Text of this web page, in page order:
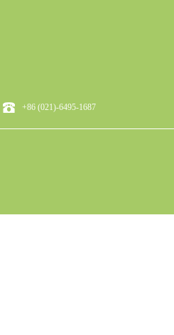
+86 (021)-6495-1687